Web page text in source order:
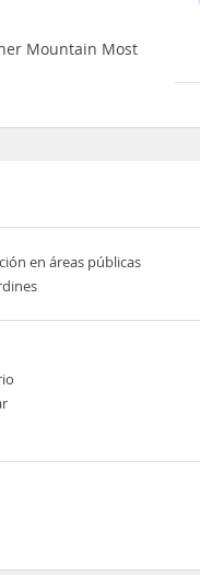
Mountain Most
en áreas públicas